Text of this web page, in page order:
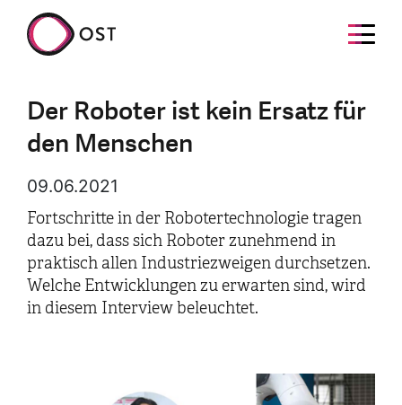
Der Roboter ist kein Ersatz für
den Menschen
09.06.2021
Fortschritte in der Robotertechnologie tragen
dazu bei, dass sich Roboter zunehmend in
praktisch allen Industriezweigen durchsetzen.
Welche Entwicklungen zu erwarten sind, wird
in diesem Interview beleuchtet.